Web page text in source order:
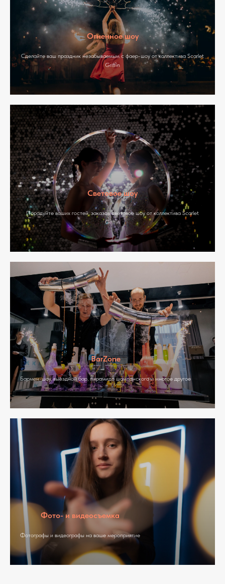
Огненное шоу
Сделайте ваш праздник незабываемым с фаер-шоу от коллектива Scarlet
Griffin
Световое шоу
Порадуйте ваших гостей, заказав световое шоу от коллектива Scarlet
Griffin
BarZone
Бармен-шоу, выездной бар, пирамида шампанского и многое другое
Фото- и видеосъемка
Фотографы и видеографы на ваше мероприятие